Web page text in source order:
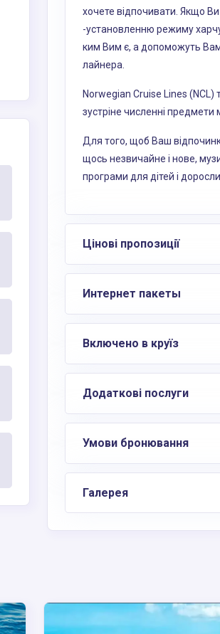
хочете відпочивати. Якщо
-установленню режиму
ким Вим є, а допоможуть Вам
лайнера.
Norwegian Cruise Lines (NCL)
зустріне численні предмети
Для того, щоб Ваш
щось незвичайне і нове,
програми для дітей і
Цінові пропозиції
Интернет пакеты
Включено в круїз
Додаткові послуги
Умови бронювання
Галерея